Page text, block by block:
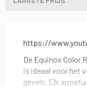
https://
De Equinox Color
is ideaal voor het
gevels. Elk